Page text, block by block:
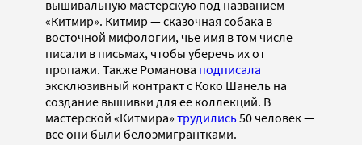
вышивальную мастерскую под названием
«Китмир». Китмир — сказочная собака в
восточной мифологии, чье имя в том числе
писали в письмах, чтобы уберечь их от
пропажи. Также Романова подписала
эксклюзивный контракт с Коко Шанель на
создание вышивки для ее коллекций. В
мастерской «Китмира» трудились50 человек —
все они были белоэмигрантками.